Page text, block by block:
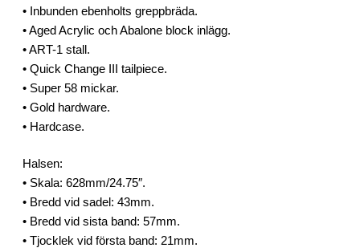
• Inbunden ebenholts greppbräda.
• Aged Acrylic och Abalone block inlägg.
• ART-1 stall.
• Quick Change III tailpiece.
• Super 58 mickar.
• Gold hardware.
• Hardcase.
Halsen:
• Skala: 628mm/24.75″.
• Bredd vid sadel: 43mm.
• Bredd vid sista band: 57mm.
• Tjocklek vid första band: 21mm.